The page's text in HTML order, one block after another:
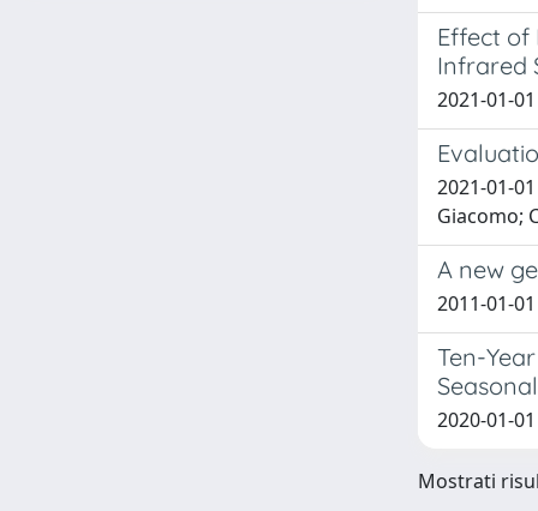
Effect of
Infrared
2021-01-
2021-01-
Giacomo;
A new
2011-01-
Ten-
2020-01-
Mostrati